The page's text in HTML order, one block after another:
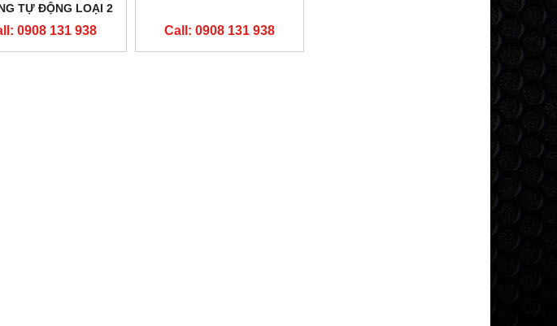
TỰ ĐỘNG LOẠI 2
BỂ
0908 131 938 Call: 0908 131 938